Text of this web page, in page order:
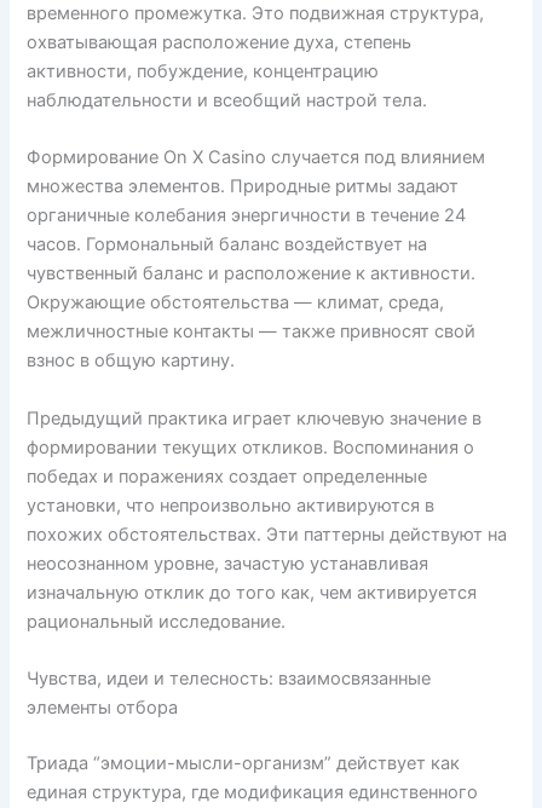
временного промежутка. Это подвижная структура,
охватывающая расположение духа, степень
активности, побуждение, концентрацию
наблюдательности и всеобщий настрой тела.
Формирование On X Casino случается под влиянием
множества элементов. Природные ритмы задают
органичные колебания энергичности в течение 24
часов. Гормональный баланс воздействует на
чувственный баланс и расположение к активности.
Окружающие обстоятельства — климат, среда,
межличностные контакты — также привносят свой
взнос в общую картину.
Предыдущий практика играет ключевую значение в
формировании текущих откликов. Воспоминания о
победах и поражениях создает определенные
установки, что непроизвольно активируются в
похожих обстоятельствах. Эти паттерны действуют на
неосознанном уровне, зачастую устанавливая
изначальную отклик до того как, чем активируется
рациональный исследование.
Чувства, идеи и телесность: взаимосвязанные
элементы отбора
Триада “эмоции-мысли-организм” действует как
единая структура, где модификация единственного